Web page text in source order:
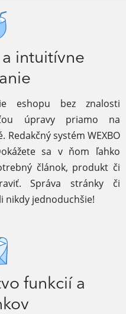
intuitívne
eshopu bez znalosti
úpravy priamo na
Redakčný systém WEXBO
sa v ňom ľahko
článok, produkt či
Správa stránky či
nikdy jednoduchšie!
funkcií a